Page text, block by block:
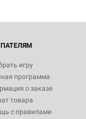
игру
программа
о заказе
товара
с правилами